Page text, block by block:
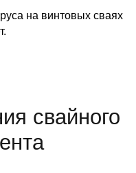
на винтовых сваях
свайного